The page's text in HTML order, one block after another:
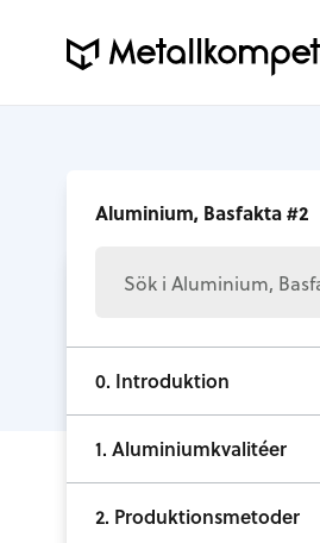
Aluminium, Basfakta #2
0. Introduktion
1. Aluminiumkvalitéer
2. Produktionsmetoder